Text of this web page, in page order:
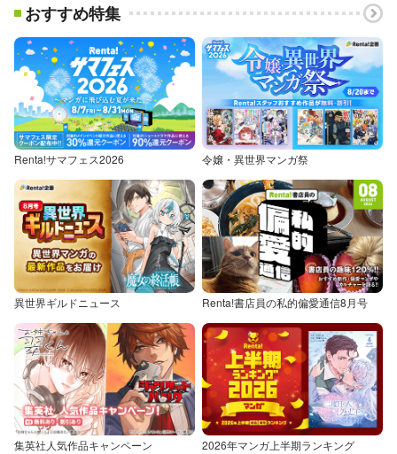
おすすめ特集
Renta!サマフェス2026 令嬢・異世界マンガ祭
異世界ギルドニュース Renta!書店員の私的偏愛通信8月号
集英社人気作品キャンペーン 2026年マンガ上半期ランキング